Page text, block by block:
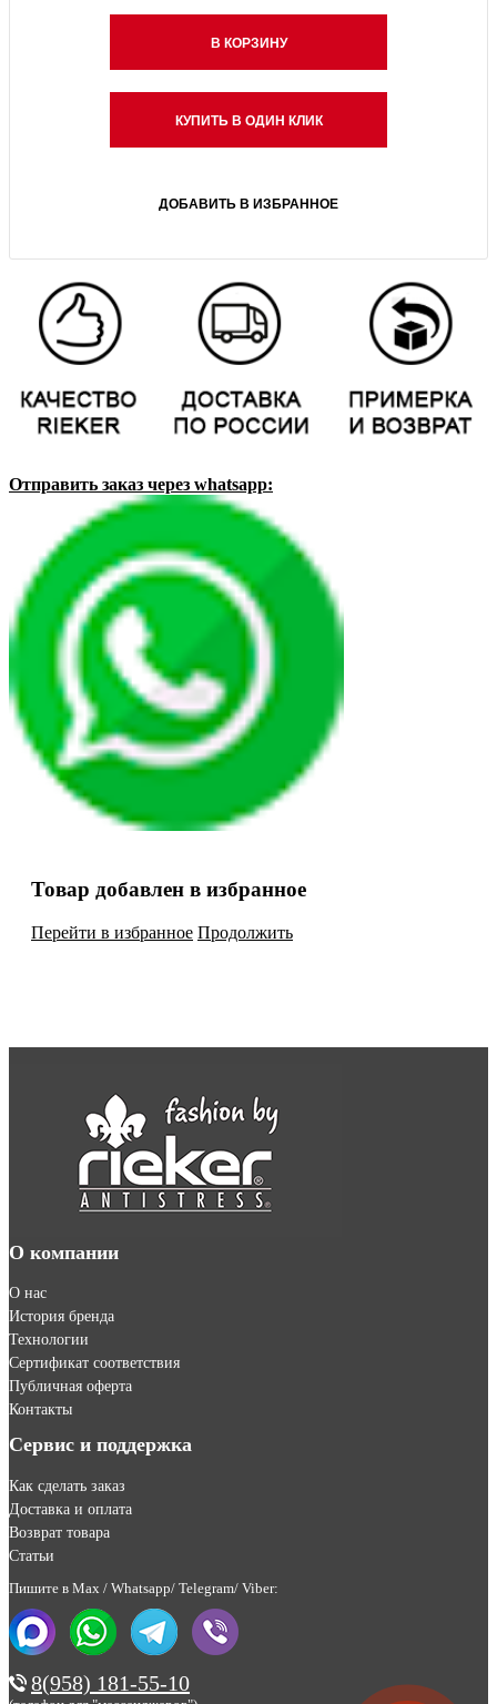
В КОРЗИНУ
КУПИТЬ В ОДИН КЛИК
ДОБАВИТЬ В ИЗБРАННОЕ
Отправить заказ через whatsapp:
Товар добавлен в избранное
Перейти в избранное Продолжить
О компании
О нас
История бренда
Технологии
Сертификат соответствия
Публичная оферта
Контакты
Сервис и поддержка
Как сделать заказ
Доставка и оплата
Возврат товара
Статьи
Пишите в Max / Whatsapp/ Telegram/ Viber:
8(958) 181-55-10